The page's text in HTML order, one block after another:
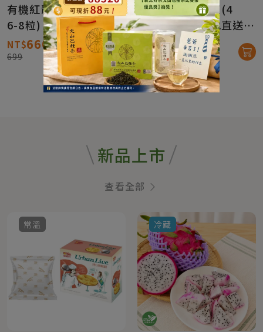
有機紅龍果-混色(4台斤
6-8粒)【產地直送免
運】
NT$660
699
有機紅龍果-粉紅(4
斤/6-8粒)【產地直送免
運】
NT$660
699
新品上市
查看全部
常溫 冷藏